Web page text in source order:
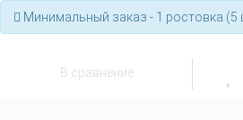
Минимальный заказ - 1 ростовка (5
В сравнение